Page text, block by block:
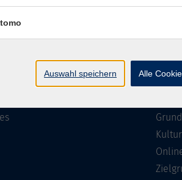
Reihen
Kultur
Auswahl speichern Alle